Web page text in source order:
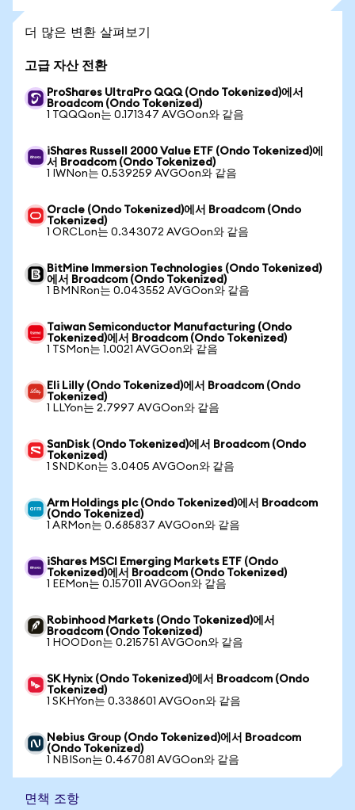
더 많은 변환 살펴보기
고급 자산 전환
ProShares UltraPro QQQ (Ondo Tokenized)에서
Broadcom (Ondo Tokenized)
1 TQQQon는 0.171347 AVGOon와 같음
iShares Russell 2000 Value ETF (Ondo Tokenized)에
서 Broadcom (Ondo Tokenized)
1 IWNon는 0.539259 AVGOon와 같음
Oracle (Ondo Tokenized)에서 Broadcom (Ondo
Tokenized)
1 ORCLon는 0.343072 AVGOon와 같음
BitMine Immersion Technologies (Ondo Tokenized)
에서 Broadcom (Ondo Tokenized)
1 BMNRon는 0.043552 AVGOon와 같음
Taiwan Semiconductor Manufacturing (Ondo
Tokenized)에서 Broadcom (Ondo Tokenized)
1 TSMon는 1.0021 AVGOon와 같음
Eli Lilly (Ondo Tokenized)에서 Broadcom (Ondo
Tokenized)
1 LLYon는 2.7997 AVGOon와 같음
SanDisk (Ondo Tokenized)에서 Broadcom (Ondo
Tokenized)
1 SNDKon는 3.0405 AVGOon와 같음
Arm Holdings plc (Ondo Tokenized)에서 Broadcom
(Ondo Tokenized)
1 ARMon는 0.685837 AVGOon와 같음
iShares MSCI Emerging Markets ETF (Ondo
Tokenized)에서 Broadcom (Ondo Tokenized)
1 EEMon는 0.157011 AVGOon와 같음
Robinhood Markets (Ondo Tokenized)에서
Broadcom (Ondo Tokenized)
1 HOODon는 0.215751 AVGOon와 같음
SK Hynix (Ondo Tokenized)에서 Broadcom (Ondo
Tokenized)
1 SKHYon는 0.338601 AVGOon와 같음
Nebius Group (Ondo Tokenized)에서 Broadcom
(Ondo Tokenized)
1 NBISon는 0.467081 AVGOon와 같음
면책 조항